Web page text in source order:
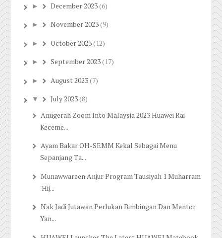
► December 2023(6)
► November 2023(9)
► October 2023(12)
► September 2023(17)
► August 2023(7)
▼ July 2023(8)
Anugerah Zoom Into Malaysia 2023 Huawei Rai
Keceme...
Ayam Bakar OH-SEMM Kekal Sebagai Menu
Sepanjang Ta...
Munawwareen Anjur Program Tausiyah 1 Muharram
'Hij...
Nak Jadi Jutawan Perlukan Bimbingan Dan Mentor
Yan...